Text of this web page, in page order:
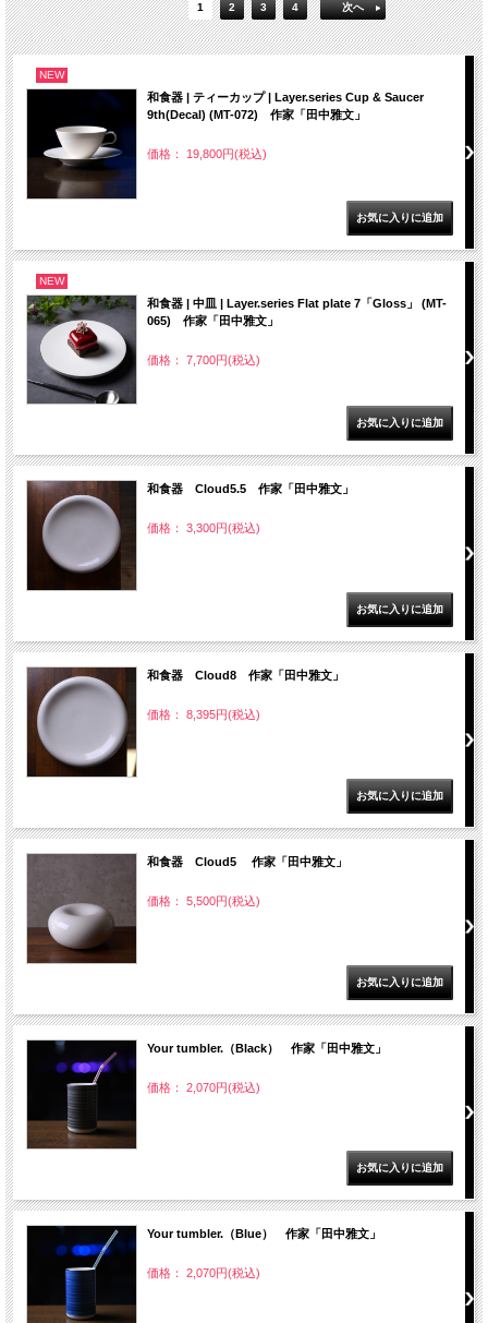
1 2 3 4 次へ
NEW
和食器 | ティーカップ | Layer.series Cup & Saucer
9th(Decal) (MT-072) 作家「田中雅文」
価格： 19,800円(税込)
NEW
和食器 | 中皿 | Layer.series Flat plate 7「Gloss」 (MT-
065) 作家「田中雅文」
価格： 7,700円(税込)
和食器 Cloud5.5 作家「田中雅文」
価格： 3,300円(税込)
和食器 Cloud8 作家「田中雅文」
価格： 8,395円(税込)
和食器 Cloud5 作家「田中雅文」
価格： 5,500円(税込)
Your tumbler.（Black） 作家「田中雅文」
価格： 2,070円(税込)
Your tumbler.（Blue） 作家「田中雅文」
価格： 2,070円(税込)